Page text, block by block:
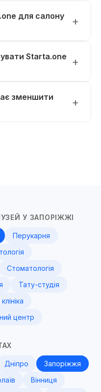
для салону
Starta.one
зменшити
У ЗАПОРІЖЖІ
Перукарня
Стоматологія
Тату-студія
центр
Дніпро
Запоріжжя
Вінниця